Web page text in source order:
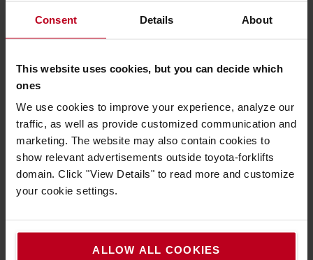
Consent Details About
This website uses cookies, but you can decide which
ones
We use cookies to improve your experience, analyze our
traffic, as well as provide customized communication and
marketing. The website may also contain cookies to
show relevant advertisements outside toyota-forklifts
domain. Click "View Details" to read more and customize
your cookie settings.
ALLOW ALL COOKIES
sicher unterwegs. Wählen Sie die von Ihnen gewünschte
Entdecken Sie unsere Auswahl an
Unsere Trolleys